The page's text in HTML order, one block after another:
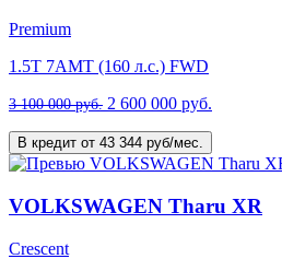
Premium
1.5T 7AMT (160 л.с.) FWD
3 100 000 руб. 2 600 000 руб.
В кредит от 43 344 руб/мес.
VOLKSWAGEN Tharu XR
Crescent